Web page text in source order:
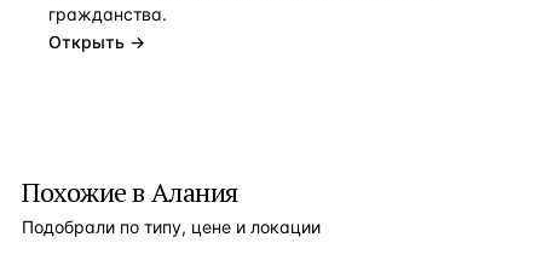
гражданства.
Открыть →
Похожие в Алания
Подобрали по типу, цене и локации